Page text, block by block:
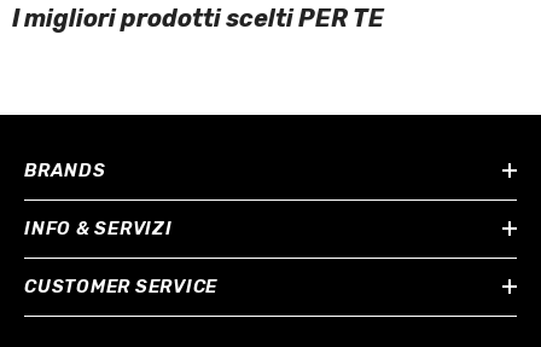
I migliori prodotti scelti PER TE
BRANDS
INFO & SERVIZI
CUSTOMER SERVICE